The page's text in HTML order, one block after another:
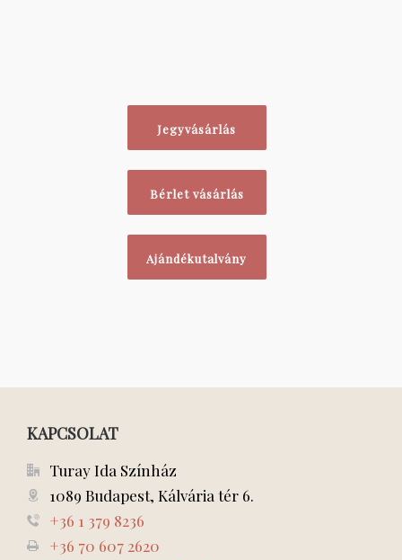
Jegyvásárlás
Bérlet vásárlás
Ajándékutalvány
KAPCSOLAT
Turay Ida Színház
1089 Budapest, Kálvária tér 6.
+36 1 379 8236
+36 70 607 2620